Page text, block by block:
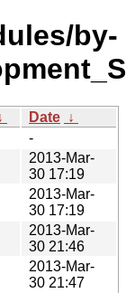
by-
Date ↓
-
2013-Mar-
30 17:19
2013-Mar-
30 17:19
2013-Mar-
30 21:46
2013-Mar-
30 21:47